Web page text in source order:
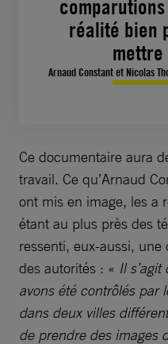
réalité bien
mettre
Arnaud Constant et Nicolas
Ce documentaire aura
travail. Ce qu’Arnaud
ont mis en image, les a
étant au plus près des
ressenti, eux-aussi,
des autorités : « Il
avons été contrôlés par
dans deux villes
de prendre des images